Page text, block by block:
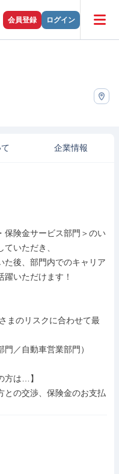
会員登録 ログイン
企業情報
保険金サービス部門＞のい
いただき、
た後、部門内でのキャリア
いただけます！
門／自動車営業部門）
方は…】
との交渉、保険金のお支払